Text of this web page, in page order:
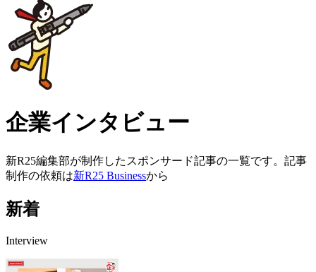
企業インタビュー
新R25編集部が制作したスポンサード記事の一覧です。記事
制作の依頼は新R25 Businessから
新着
Interview